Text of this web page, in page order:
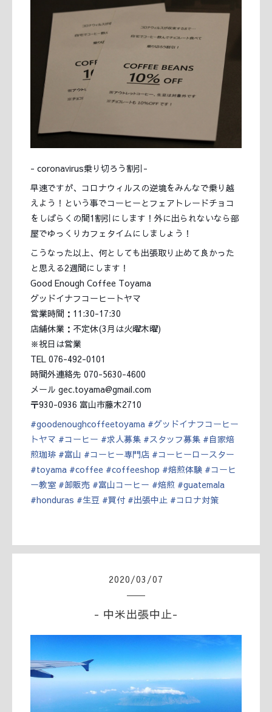
- coronavirus乗り切ろう割引-
早速ですが、コロナウィルスの逆境をみんなで乗り越
えよう！という事でコーヒーとフェアトレードチョコ
をしばらくの間1割引にします！外に出られないなら部
屋でゆっくりカフェタイムにしましょう！
こうなった以上、何としても出張取り止めて良かった
と思える2週間にします！
Good Enough Coffee Toyama
グッドイナフコーヒートヤマ
営業時間：11:30-17:30
店舗休業：不定休(3月は火曜木曜)
※祝日は営業
TEL 076-492-0101
時間外連絡先 070-5630-4600
メール gec.toyama@gmail.com
〒930-0936 富山市藤木2710
#goodenoughcoffeetoyama #グッドイナフコーヒー
トヤマ #コーヒー #求人募集 #スタッフ募集 #自家焙
煎珈琲 #富山 #コーヒー専門店 #コーヒーロースター
#toyama #coffee #coffeeshop #焙煎体験 #コーヒ
ー教室 #卸販売 #富山コーヒー #焙煎 #guatemala
#honduras #生豆 #買付 #出張中止 #コロナ対策
2020/03 /07
- 中米出張中止-